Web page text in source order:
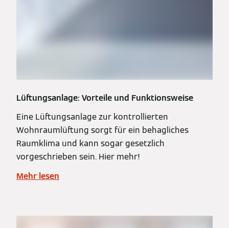
Lüftungsanlage: Vorteile und Funktionsweise
Eine Lüftungsanlage zur kontrollierten
Wohnraumlüftung sorgt für ein behagliches
Raumklima und kann sogar gesetzlich
vorgeschrieben sein. Hier mehr!
Mehr lesen